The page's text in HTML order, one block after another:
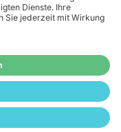
richtet sich
sind,
Händler-Portal